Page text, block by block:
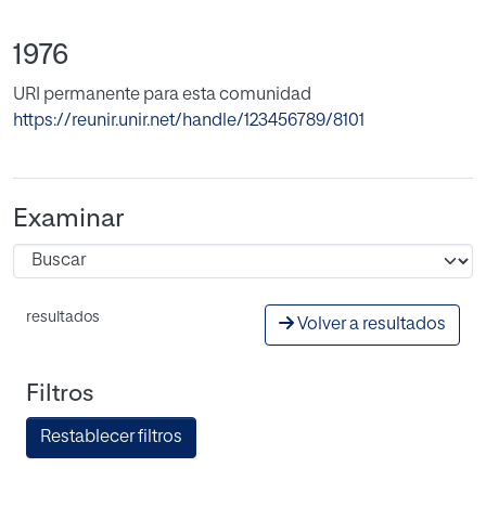
1976
URI permanente para esta comunidad
https://reunir.unir.net/handle/123456789/8101
Examinar
resultados Volver a resultados
Filtros
Restablecer filtros